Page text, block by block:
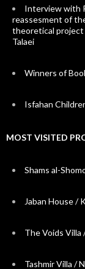
Interview with
reassesment of
theoretical project
Talaei
Winners of
Isfahan
MOST VISITED
Shams al-
Jaban House /
The Voids
Tashmir Villa /